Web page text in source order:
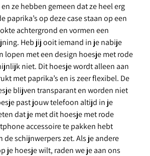
ze hebben gemeen dat ze heel erg
paprika’s op deze case staan op een
achtergrond en vormen een
Heb jij ooit iemand in je nabije
lopen met een design hoesje met rode
niet. Dit hoesje wordt alleen aan
met paprika’s en is zeer flexibel. De
blijven transparant en worden niet
past jouw telefoon altijd in je
dat je met dit hoesje met rode
accessoire te pakken hebt
de schijnwerpers zet. Als je andere
je hoesje wilt, raden we je aan ons